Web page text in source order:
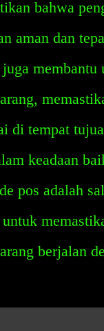
bahwa
aman dan
membantu
di tempat
keadaan
pos adalah
berjalan